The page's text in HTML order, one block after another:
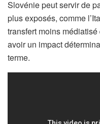
Slovénie peut servir de
plus exposés, comme
transfert moins
avoir un impact
terme.